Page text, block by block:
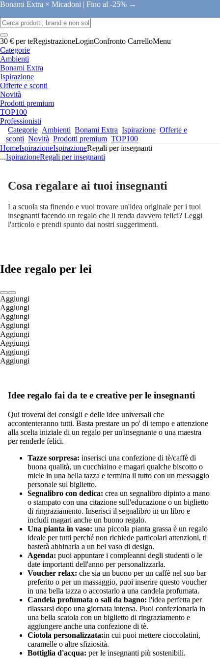
Bonami Extra × Micadoni | Fino al -25% →
30 € per teRegistrazioneLoginConfronto CarrelloMenu
Categorie
Ambienti
Bonami Extra
Ispirazione
Offerte e sconti
Novità
Prodotti premium
TOP100
Professionisti
Categorie Ambienti Bonami Extra Ispirazione Offerte e
sconti Novità Prodotti premium TOP100
HomeIspirazioneIspirazioneRegali per insegnanti
...IspirazioneRegali per insegnanti
Cosa regalare ai tuoi insegnanti
La scuola sta finendo e vuoi trovare un'idea originale per i tuoi
insegnanti facendo un regalo che li renda davvero felici? Leggi
l'articolo e prendi spunto dai nostri suggerimenti.
Idee regalo per lei
Aggiungi
Aggiungi
Aggiungi
Aggiungi
Aggiungi
Aggiungi
Aggiungi
Aggiungi
Idee regalo fai da te e creative per le insegnanti
Qui troverai dei consigli e delle idee universali che
accontenteranno tutti. Basta prestare un po' di tempo e attenzione
alla scelta iniziale di un regalo per un'insegnante o una maestra
per renderle felici.
Tazze sorpresa: inserisci una confezione di tè/caffè di
buona qualità, un cucchiaino e magari qualche biscotto o
miele in una bella tazza e termina il tutto con un messaggio
personale sul biglietto.
Segnalibro con dedica: crea un segnalibro dipinto a mano
o stampato con una citazione sull'educazione o un biglietto
di ringraziamento. Inserisci il segnalibro in un libro e
includi magari anche un buono regalo.
Una pianta in vaso: una piccola pianta grassa è un regalo
ideale per tutti perché non richiede particolari attenzioni, ti
basterà abbinarla a un bel vaso di design.
Agenda: puoi appuntare i compleanni degli studenti o le
date importanti dell'anno per personalizzarla.
Voucher relax: che sia un buono per un caffè nel suo bar
preferito o per un massaggio, puoi inserire questo voucher
in una bella tazza o accostarlo a una candela profumata.
Candela profumata o sali da bagno: l'idea perfetta per
rilassarsi dopo una giornata intensa. Puoi confezionarla in
una bella scatola con un biglietto di ringraziamento e
aggiungere anche una confezione di tè.
Ciotola personalizzata:in cui puoi mettere cioccolatini,
caramelle o altre sfiziosità.
Bottiglia d'acqua: per le insegnanti più sostenibili.